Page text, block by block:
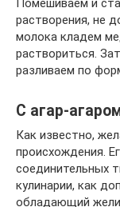
растворения, не
молока кладем
раствориться.
разливаем по
С агар-
Как известно,
происхождения.
соединительных
кулинарии, как
обладающий